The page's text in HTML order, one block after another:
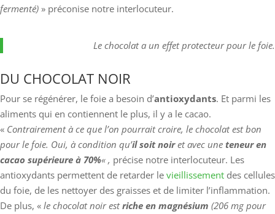
fermenté) » préconise notre interlocuteur.
Le chocolat a un effet protecteur pour le foie.
DU CHOCOLAT NOIR
Pour se régénérer, le foie a besoin d’antioxydants. Et parmi les
aliments qui en contiennent le plus, il y a le cacao.
« Contrairement à ce que l’on pourrait croire, le chocolat est bon
pour le foie. Oui, à condition qu’il soit noiret avec une teneur en
cacao supérieure à 70%« , précise notre interlocuteur. Les
antioxydants permettent de retarder le vieillissement des cellules
du foie, de les nettoyer des graisses et de limiter l’inflammation.
De plus, « le chocolat noir estriche en magnésium (206 mg pour